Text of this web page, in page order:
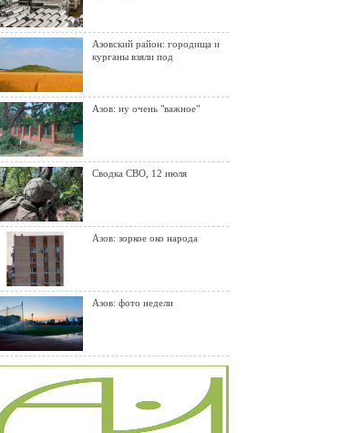
Азовский район: городища и
курганы взяли под
Азов: ну очень "важное"
Сводка СВО, 12 июля
Азов: зоркое око народа
Азов: фото недели